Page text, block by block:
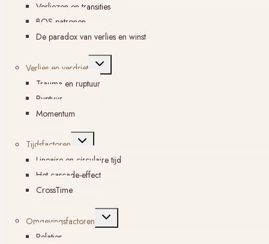
Verliezen en transities
BOS-patronen
De paradox van verlies en winst
Verlies en verdriet
Toggle
Trauma en ruptuur
Ruptuur
Momentum
Tijdsfactoren
Toggle
submenu
Lineaire en circulaire tijd
Het cascade-effect
CrossTime
Omgevingsfactoren
Toggle
Relaties